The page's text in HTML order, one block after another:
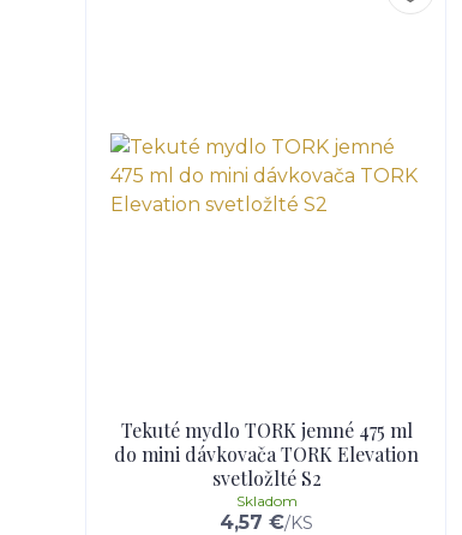
Tekuté mydlo TORK jemné 475 ml
do mini dávkovača TORK Elevation
svetložlté S2
4,57 €/KS
Skladom